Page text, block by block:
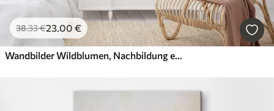
38.33€23.00 €
Wandbilder Wildblumen, Nachbildung eines Gemäldes